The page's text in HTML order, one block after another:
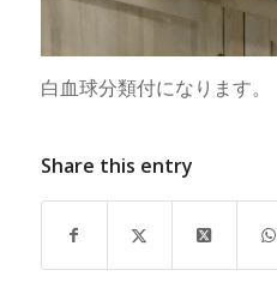
白血球分類付になります。
Share this entry